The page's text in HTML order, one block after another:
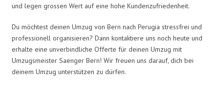
und legen grossen Wert auf eine hohe Kundenzufriedenheit.
Du möchtest deinen Umzug von Bern nach Perugia stressfrei und
professionell organisieren? Dann kontaktiere uns noch heute und
erhalte eine unverbindliche Offerte für deinen Umzug mit
Umzugsmeister Saenger Bern! Wir freuen uns darauf, dich bei
deinem Umzug unterstützen zu dürfen.